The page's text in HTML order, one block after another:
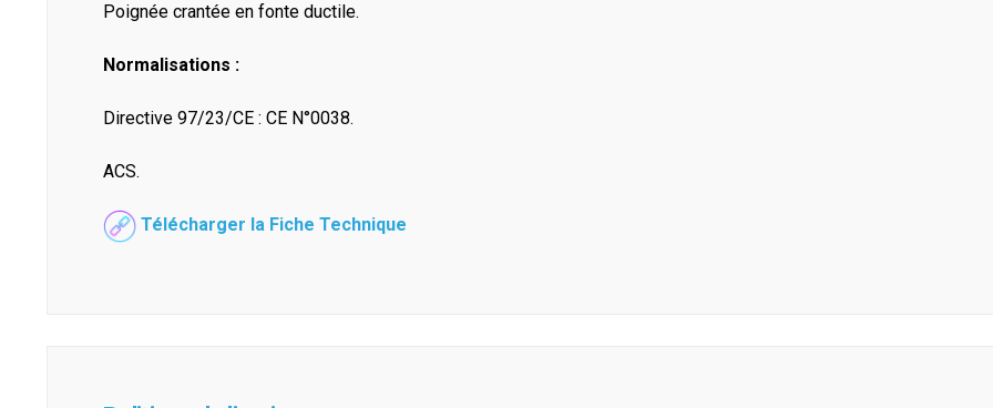
Poignée crantée en fonte ductile.
Normalisations :
Directive 97/23/CE : CE N°0038.
ACS.
Télécharger la Fiche Technique